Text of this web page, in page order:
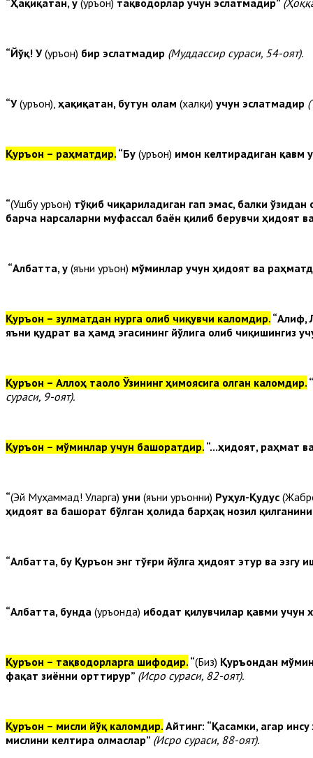
“Йўқ! У(Қуръон) бир эслатмадир (Муддассир сураси, 54-оят).
“У(Қуръон), ҳақиқатан, бутун олам (халқи) учун эслатмадир
Қуръон – раҳматдир. “Бу (Қуръон) имон келтирадиган қавм
“(Ушбу Қуръон) тўқиб чиқариладиган гап эмас, балки
барча нарсаларни муфассал баён қилиб берувчи ҳидоят
“Албатта, у (яъни Қуръон) мўминлар учун ҳидоят ва
Қуръон – зулматдан нурга олиб чиқувчи каломдир. “Алиф,
яъни қудрат ва ҳамд эгасининг йўлига олиб чиқишингиз
Қуръон – Аллоҳ таоло Ўзининг ҳимоясига олган каломдир.
сураси, 9-оят).
Қуръон – мўминлар учун башоратдир. “...ҳидоят, раҳмат
“(Эй Муҳаммад! Уларга) уни (яъни Қуръонни) Руҳул-Қудус
ҳидоят ва башорат бўлган ҳолида барҳақ нозил
“Албатта, бу Қуръон энг тўғри йўлга ҳидоят этур ва
“Албатта, бунда (Қуръонда) ибодат қилувчилар қавми учун
Қуръон – тақводорларга шифодир. “(Биз) Қуръондан
фақат зиённи орттирур” (Исро сураси, 82-оят).
Қуръон – мисли йўқ каломдир. Айтинг: “Қасамки, агар
мислини келтира олмаслар” (Исро сураси, 88-оят).